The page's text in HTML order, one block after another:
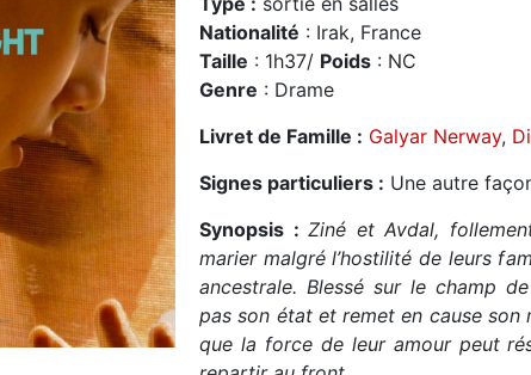
Nationalité : Irak, France
Taille : 1h37/ Poids : NC
Genre : Drame
Livret de Famille : Galyar Nerway,
Signes particuliers : Une autre
Synopsis :Ziné et Avdal,
marier malgré l’hostilité de leurs
ancestrale. Blessé sur le champ
pas son état et remet en cause son
que la force de leur amour peut